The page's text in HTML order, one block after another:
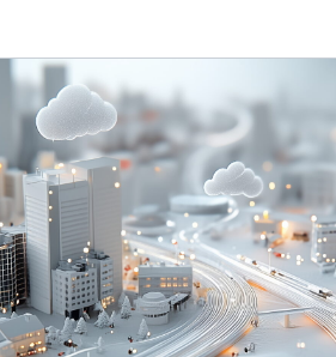
資料ダウンロード